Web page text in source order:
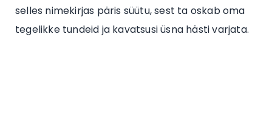
selles nimekirjas päris süütu, sest ta oskab oma
tegelikke tundeid ja kavatsusi üsna hästi varjata.